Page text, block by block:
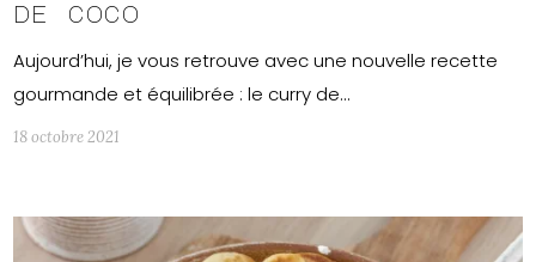
de coco
Aujourd’hui, je vous retrouve avec une nouvelle recette
gourmande et équilibrée : le curry de…
18 octobre 2021